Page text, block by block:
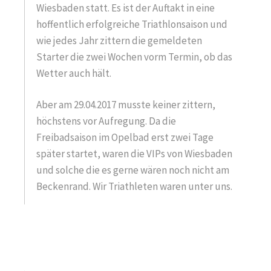
Wiesbaden statt. Es ist der Auftakt in eine
hoffentlich erfolgreiche Triathlonsaison und
wie jedes Jahr zittern die gemeldeten
Starter die zwei Wochen vorm Termin, ob das
Wetter auch hält.
Aber am 29.04.2017 musste keiner zittern,
höchstens vor Aufregung. Da die
Freibadsaison im Opelbad erst zwei Tage
später startet, waren die VIPs von Wiesbaden
und solche die es gerne wären noch nicht am
Beckenrand. Wir Triathleten waren unter uns.